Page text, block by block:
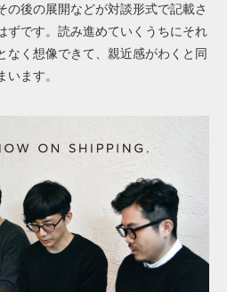
の後の展開などが対談形式で記載さ
ずです。読み進めていくうちにそれ
なく想像できて、親近感がわくと同
ます。